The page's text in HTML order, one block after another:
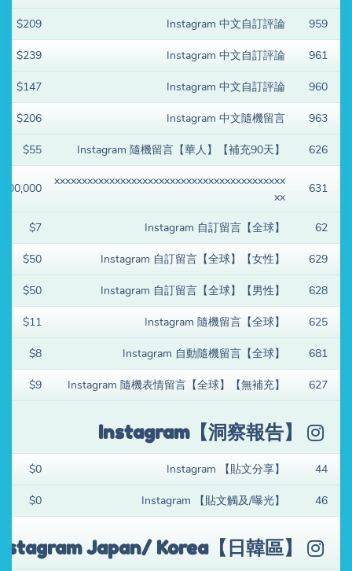
959
Instagram 中文自訂評論
$209
961
Instagram 中文自訂評論
$239
960
Instagram 中文自訂評論
$147
963
Instagram 中文隨機留言
$206
626
Instagram 隨機留言【華人】【補充90天】
$55
631
xxxxxxxxxxxxxxxxxxxxxxxxxxxxxxxxxxxxxxxxxx
xx
62
Instagram 自訂留言【全球】
$7
629
Instagram 自訂留言【全球】【女性】
$50
628
Instagram 自訂留言【全球】【男性】
$50
625
Instagram 隨機留言【全球】
$11
681
Instagram 自動隨機留言【全球】
$8
627
Instagram 隨機表情留言【全球】【無補充】
$9
Instagram【洞察報告】
44
Instagram 【貼文分享】
$0
46
Instagram 【貼文觸及/曝光】
$0
Japan/ Korea【日韓區】